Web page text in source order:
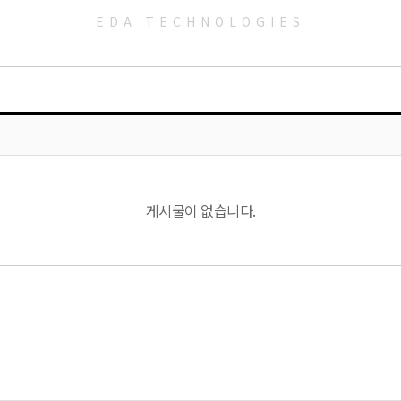
EDA TECHNOLOGIES
게시물이 없습니다.